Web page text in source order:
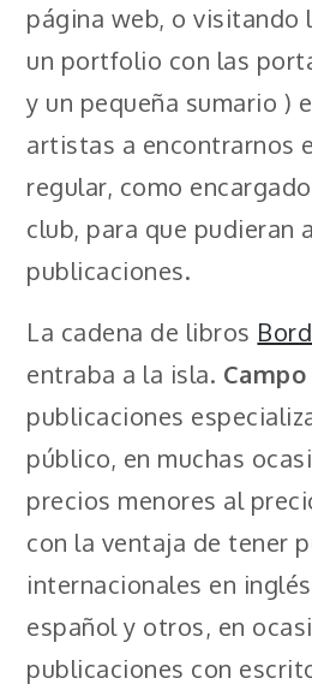
página web, o visitando
un portfolio con las
y un pequeña sumario )
artistas a encontrarnos
regular, como
club, para que pudieran
publicaciones.
La cadena de libros
entraba a la isla.
publicaciones
público, en muchas
precios menores al
con la ventaja de tener
internacionales en
español y otros, en
publicaciones con